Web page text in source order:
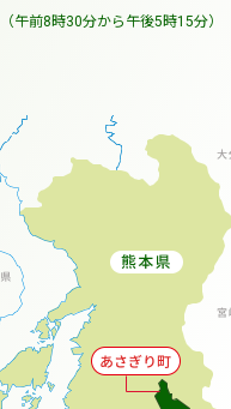
（午前8時30分から午後5時15分）